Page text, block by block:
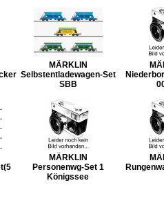
MÄRKLIN
Selbstentladewagen-Set
SBB
MÄRKLIN
Personenwg-Set 1
Königssee